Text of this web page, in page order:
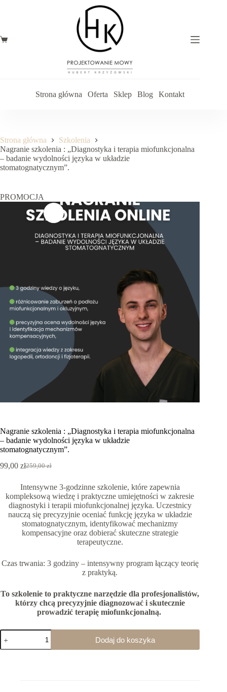
Koszyk
Strona główna Oferta Sklep Blog Kontakt
Strona główna
Szkolenia
Nagranie szkolenia : „Diagnostyka i terapia miofunkcjonalna
– badanie wydolności języka w układzie
stomatognatycznym”.
PROMOCJA
Nagranie szkolenia : „Diagnostyka i terapia miofunkcjonalna
– badanie wydolności języka w układzie
stomatognatycznym”.
259,00zł
Pierwotna
wynosiła:
259,00 zł.
99,00 złAktualna
wynosi:
99,00 zł.
Intensywne 3-godzinne szkolenie, które zapewnia
kompleksową wiedzę i praktyczne umiejętności w zakresie
diagnostyki i terapii miofunkcjonalnej języka. Uczestnicy
nauczą się precyzyjnie oceniać funkcję języka w układzie
stomatognatycznym, identyfikować mechanizmy
kompensacyjne oraz dobierać skuteczne strategie
terapeutyczne.
Czas trwania: 3 godziny – intensywny program łączący teorię
z praktyką.
To szkolenie to praktyczne narzędzie dla profesjonalistów,
którzy chcą precyzyjnie diagnozować i skutecznie
prowadzić terapię miofunkcjonalną.
ilość
Nagranie
szkolenia
Dodaj do koszyka